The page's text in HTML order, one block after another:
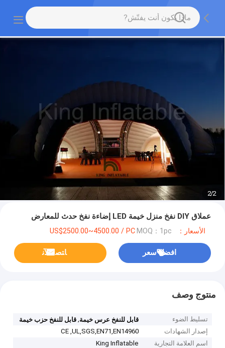
2
/
2
عملاق DIY نفخ منزل خيمة LED إضاءة نفخ حدث للمعارض
الأسعار：US$2500.00~4500.00 / PC MOQ：1pc
افضل سعر ﺎﺘﺼﻟ ﺍﻶﻧ
منتوج وصف
تسليط الضوء قابل للنفخ عرس خيمة,قابل للنفخ حزب خيمة
إصدار الشهادات
CE ,UL,SGS,EN71,EN14960
اسم العلامة التجارية
King Inflatable